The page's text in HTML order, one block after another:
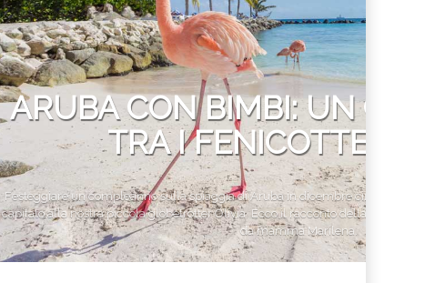
ARUBA CON BIMBI: UN
TRA I FENICOTTERI
Festeggiare un compleanno sulla spiaggia di Aruba in dicembre circondati da
capitato alla nostra piccola globetrotter Olivia. Ecco il racconto della sua vacanza
da mamma Marilena.